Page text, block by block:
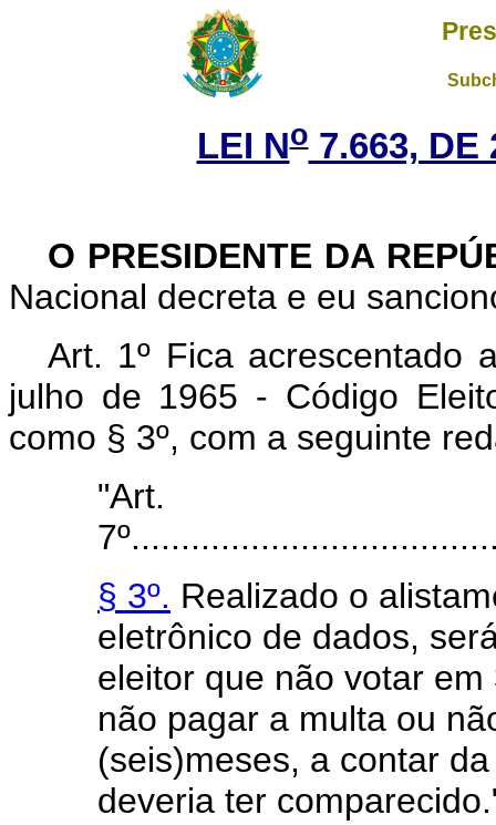
LEI No7.663, DE
O PRESIDENTE DA
Nacional decreta e eu
Art. 1º Fica acrescentado
julho de 1965 - Código
como § 3º, com a seguinte
"Art.
§ 3º. Realizado o
eletrônico de dados,
eleitor que não votar
não pagar a multa ou
(seis)meses, a contar
deveria ter